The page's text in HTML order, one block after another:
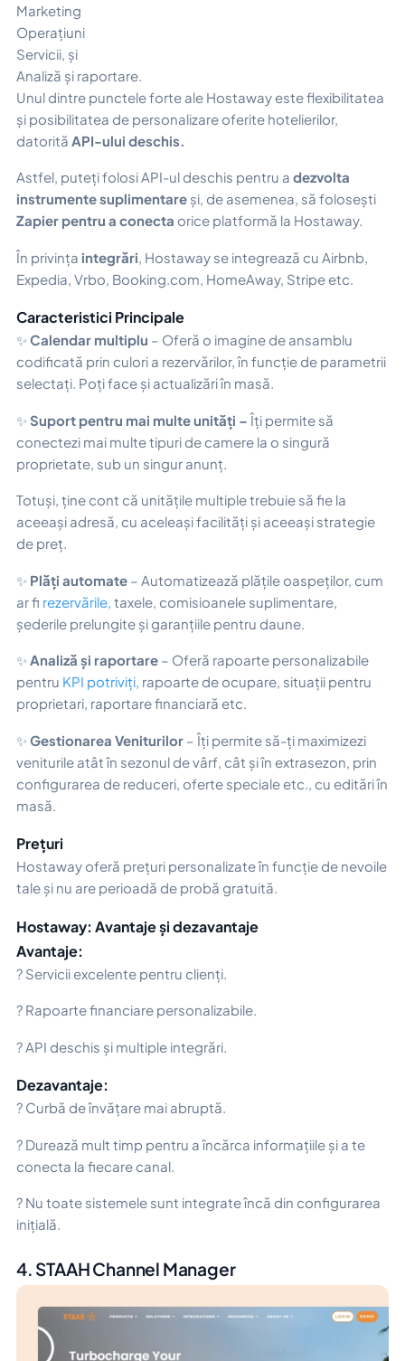
Marketing
Operațiuni
Servicii, și
Analiză și raportare.
Unul dintre punctele forte ale Hostaway este flexibilitatea
și posibilitatea de personalizare oferite hotelierilor,
datorită API-ului deschis.
Astfel, puteți folosi API-ul deschis pentru a dezvolta
instrumente suplimentare și, de asemenea, să folosești
Zapier pentru a conecta orice platformă la Hostaway.
În privința integrări , Hostaway se integrează cu Airbnb,
Expedia, Vrbo, Booking.com, HomeAway, Stripe etc.
Caracteristici Principale
✨Calendar multiplu – Oferă o imagine de ansamblu
codificată prin culori a rezervărilor, în funcție de parametrii
selectați. Poți face și actualizări în masă.
✨Suport pentru mai multe unități – Îți permite să
conectezi mai multe tipuri de camere la o singură
proprietate, sub un singur anunț.
Totuși, ține cont că unitățile multiple trebuie să fie la
aceeași adresă, cu aceleași facilități și aceeași strategie
de preț.
✨ Plăți automate – Automatizează plățile oaspeților, cum
ar fi rezervările, taxele, comisioanele suplimentare,
șederile prelungite și garanțiile pentru daune.
✨Analiză și raportare – Oferă rapoarte personalizabile
pentru KPI potriviți, rapoarte de ocupare, situații pentru
proprietari, raportare financiară etc.
✨Gestionarea Veniturilor – Îți permite să-ți maximizezi
veniturile atât în sezonul de vârf, cât și în extrasezon, prin
configurarea de reduceri, oferte speciale etc., cu editări în
masă.
Prețuri
Hostaway oferă prețuri personalizate în funcție de nevoile
tale și nu are perioadă de probă gratuită.
Hostaway: Avantaje și dezavantaje
Avantaje:
? Servicii excelente pentru clienți.
? Rapoarte financiare personalizabile.
? API deschis și multiple integrări.
Dezavantaje:
? Curbă de învățare mai abruptă.
? Durează mult timp pentru a încărca informațiile și a te
conecta la fiecare canal.
? Nu toate sistemele sunt integrate încă din configurarea
inițială.
4. STAAH Channel Manager